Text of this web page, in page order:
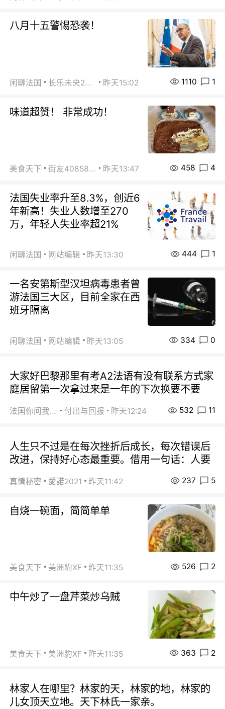
八月十五警惕恐袭！
闲聊法国 长乐未央2015 昨天15:02 1110 1
味道超赞！ 非常成功！
美食天下 街友40858442 昨天13:47 458 4
法国失业率升至8.3%，创近6
年新高！失业人数增至270
万，年轻人失业率超21%
闲聊法国 网站编辑 昨天13:30 444 1
一名安第斯型汉坦病毒患者曾
游法国三大区，目前全家在西
班牙隔离
闲聊法国 网站编辑 昨天13:05 334 0
大家好巴黎那里有考A2法语有没有联系方式家
庭居留第一次拿过来是一年的下次换要不要
法国你问我答 付出与回报 昨天12:24 532 11
人生只不过是在每次挫折后成长，每次错误后
改进，保持好心态最重要。借用一句话：人要
真情秘密 愛諾2021 昨天11:42 237 5
自烧一碗面，简简单单
美食天下 美洲豹XF 昨天11:35 526 2
中午炒了一盘芹菜炒乌贼
美食天下 美洲豹XF 昨天11:35 363 2
林家人在哪里？林家的天，林家的地，林家的
儿女顶天立地。天下林氏一家亲。